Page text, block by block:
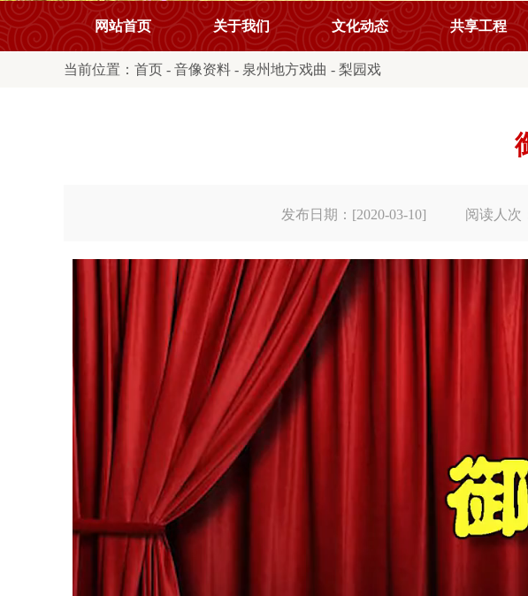
网站首页 关于我们 文化动态 共享工程
当前位置： 首页 - 音像资料 - 泉州地方戏曲 - 梨园戏
发布日期：[2020-03-10] 阅读人次